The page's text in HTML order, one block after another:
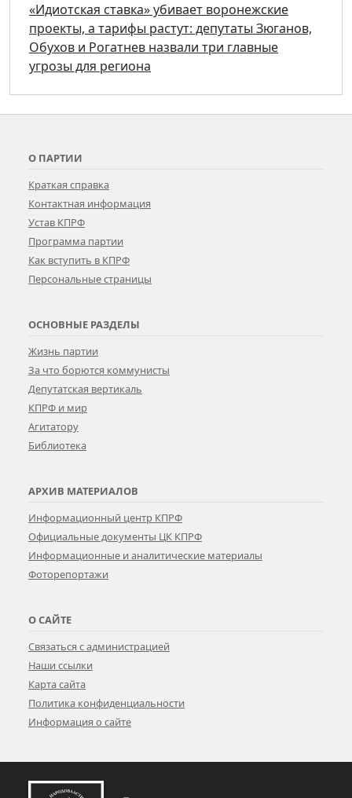
«Идиотская ставка» убивает воронежские
проекты, а тарифы растут: депутаты Зюганов,
Обухов и Рогатнев назвали три главные
угрозы для региона
О ПАРТИИ
Краткая справка
Контактная информация
Устав КПРФ
Программа партии
Как вступить в КПРФ
Персональные страницы
ОСНОВНЫЕ РАЗДЕЛЫ
Жизнь партии
За что борются коммунисты
Депутатская вертикаль
КПРФ и мир
Агитатору
Библиотека
АРХИВ МАТЕРИАЛОВ
Информационный центр КПРФ
Официальные документы ЦК КПРФ
Информационные и аналитические материалы
Фоторепортажи
О САЙТЕ
Связаться с администрацией
Наши ссылки
Карта сайта
Политика конфиденциальности
Информация о сайте